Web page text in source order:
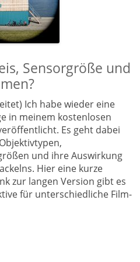
Sensorgröße und
Ich habe wieder eine
in meinem kostenlosen
Es geht dabei
und ihre Auswirkung
Hier eine kurze
zur langen Version gibt es
für unterschiedliche Film-